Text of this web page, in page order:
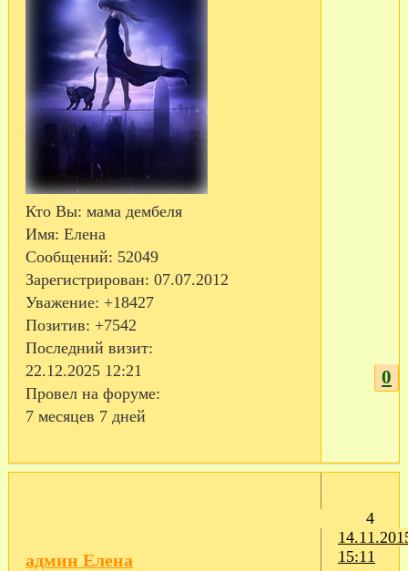
Кто Вы: мама дембеля
Имя: Елена
Сообщений: 52049
Зарегистрирован: 07.07.2012
Уважение: +18427
Позитив: +7542
Последний визит:
22.12.2025 12:21
Провел на форуме:
7 месяцев 7 дней
0
4
15:11
админ Елена